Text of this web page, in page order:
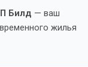
Билд — ваш
жилья